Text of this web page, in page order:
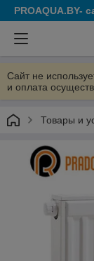
PROAQUA.BY-
Сайт не
и оплата
Товары и